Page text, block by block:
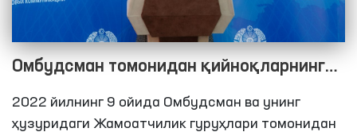
Омбудсман томонидан қийноқларнинг
олдини олиш бўйича Миллий превентив
механизм доирасида 2022 йилнинг 9
2022 йилнинг 9 ойида Омбудсман ва унинг
ҳузуридаги Жамоатчилик гуруҳлари томонидан